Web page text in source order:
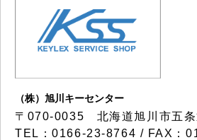
（株）旭川キーセンター
〒070-0035 北海道旭川市五条
TEL：0166-23-8764 / FAX：